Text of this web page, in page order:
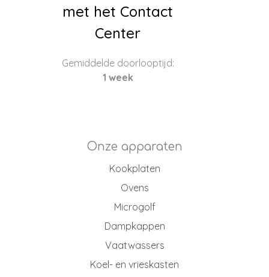
met het Contact
Center
Gemiddelde doorlooptijd:
1 week
Onze apparaten
Kookplaten
Ovens
Microgolf
Dampkappen
Vaatwassers
Koel- en vrieskasten